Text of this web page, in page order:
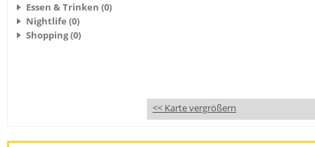
Essen & Trinken (0)
Nightlife (0)
Shopping (0)
<< Karte vergrößern